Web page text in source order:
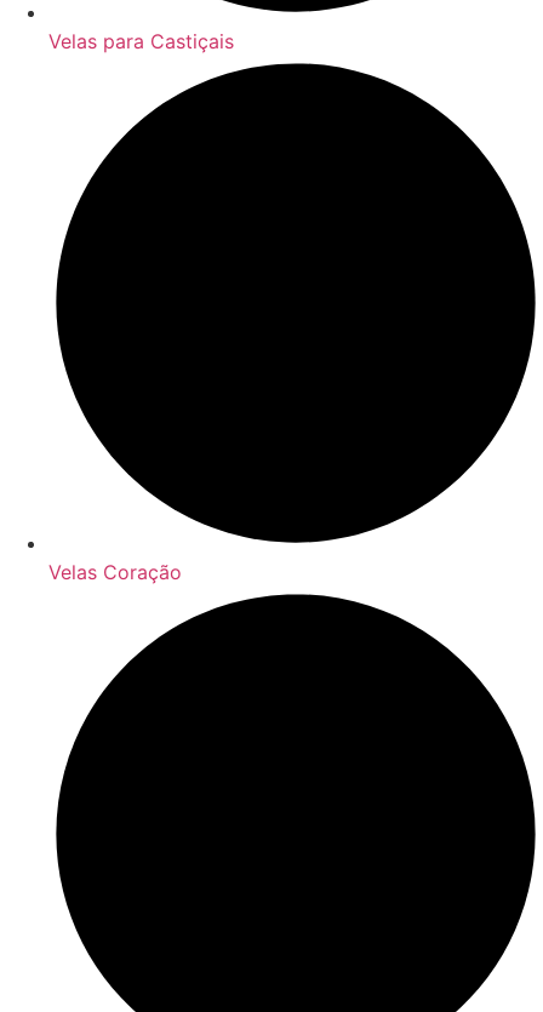
Velas para Castiçais
Velas Coração